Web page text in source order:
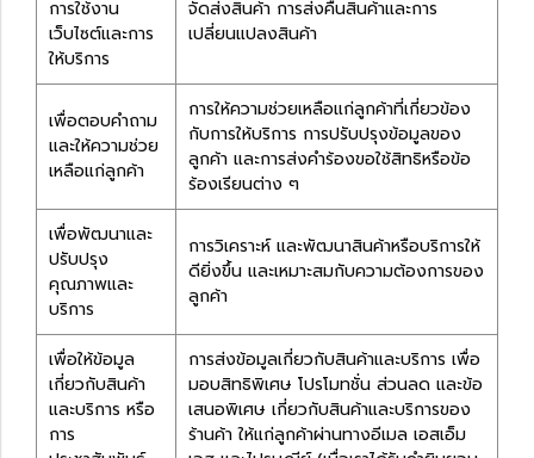
การใช้งาน
เว็บไซต์และการ
ให้บริการ
จัดส่งสินค้า การส่งคืนสินค้าและการ
เปลี่ยนแปลงสินค้า
เพื่อตอบคำถาม
และให้ความช่วย
เหลือแก่ลูกค้า
การให้ความช่วยเหลือแก่ลูกค้าที่เกี่ยวข้อง
กับการให้บริการ การปรับปรุงข้อมูลของ
ลูกค้า และการส่งคำร้องขอใช้สิทธิหรือข้อ
ร้องเรียนต่าง ๆ
เพื่อพัฒนาและ
ปรับปรุง
คุณภาพและ
บริการ
การวิเคราะห์ และพัฒนาสินค้าหรือบริการให้
ดียิ่งขึ้น และเหมาะสมกับความต้องการของ
ลูกค้า
เพื่อให้ข้อมูล
เกี่ยวกับสินค้า
และบริการ หรือ
การ
การส่งข้อมูลเกี่ยวกับสินค้าและบริการ เพื่อ
มอบสิทธิพิเศษ โปรโมทชั่น ส่วนลด และข้อ
เสนอพิเศษ เกี่ยวกับสินค้าและบริการของ
ร้านค้า ให้แก่ลูกค้าผ่านทางอีเมล เอสเอ็ม